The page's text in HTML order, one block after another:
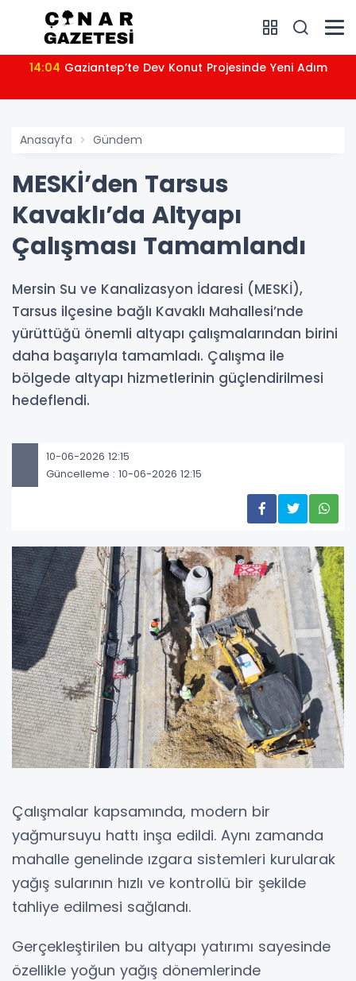
14:04 Gaziantep’te Dev Konut Projesinde Yeni Adım
Anasayfa Gündem
MESKİ’den Tarsus
Kavaklı’da Altyapı
Çalışması Tamamlandı
Mersin Su ve Kanalizasyon İdaresi (MESKİ),
Tarsus ilçesine bağlı Kavaklı Mahallesi’nde
yürüttüğü önemli altyapı çalışmalarından birini
daha başarıyla tamamladı. Çalışma ile
bölgede altyapı hizmetlerinin güçlendirilmesi
hedeflendi.
10-06-2026 12:15
Güncelleme : 10-06-2026 12:15
Çalışmalar kapsamında, modern bir
yağmursuyu hattı inşa edildi. Aynı zamanda
mahalle genelinde ızgara sistemleri kurularak
yağış sularının hızlı ve kontrollü bir şekilde
tahliye edilmesi sağlandı.
Gerçekleştirilen bu altyapı yatırımı sayesinde
özellikle yoğun yağış dönemlerinde